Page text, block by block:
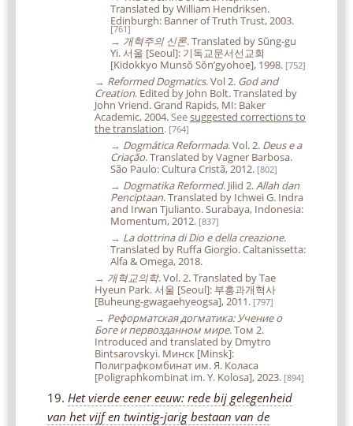
Translated by William Hendriksen.
Edinburgh: Banner of Truth Trust, 2003.
[761]
→ 개혁주의 신론. Translated by Sŭng-gu
Yi. 서울 [Seoul]: 기독교문서선교회
[Kidokkyo Munsŏ Sŏnʼgyohoe], 1998. [752]
→ Reformed Dogmatics. Vol 2. God and
Creation. Edited by John Bolt. Translated by
John Vriend. Grand Rapids, MI: Baker
Academic, 2004.Seesuggested corrections to
the translation. [764]
→ Dogmática Reformada. Vol. 2. Deus e a
Criação. Translated by Vagner Barbosa.
São Paulo: Cultura Cristã, 2012. [802]
→ Dogmatika Reformed. Jilid 2.Allah dan
Penciptaan. Translated by Ichwei G. Indra
and Irwan Tjulianto. Surabaya, Indonesia:
Momentum, 2012. [837]
→ La dottrina di Dio e della creazione.
Translated by Ruffa Giorgio. Caltanissetta:
Alfa & Omega, 2018.
→ 개혁교의학. Vol. 2. Translated by Tae
Hyeun Park. 서울 [Seoul]: 부흥과개혁사
[Buheung-gwagaehyeogsa], 2011. [797]
→ Реформатская догматика: Учение о
Боге и первозданном мире. Том 2.
Introduced and translated by Dmytro
Bintsarovskyi. Минск [Minsk]:
Полиграфкомбинат им. Я. Коласа
[Poligraphkombinat im. Y. Kolosa], 2023. [894]
19. Het vierde eener eeuw: rede bij gelegenheid
van het vijf en twintig-jarig bestaan van de